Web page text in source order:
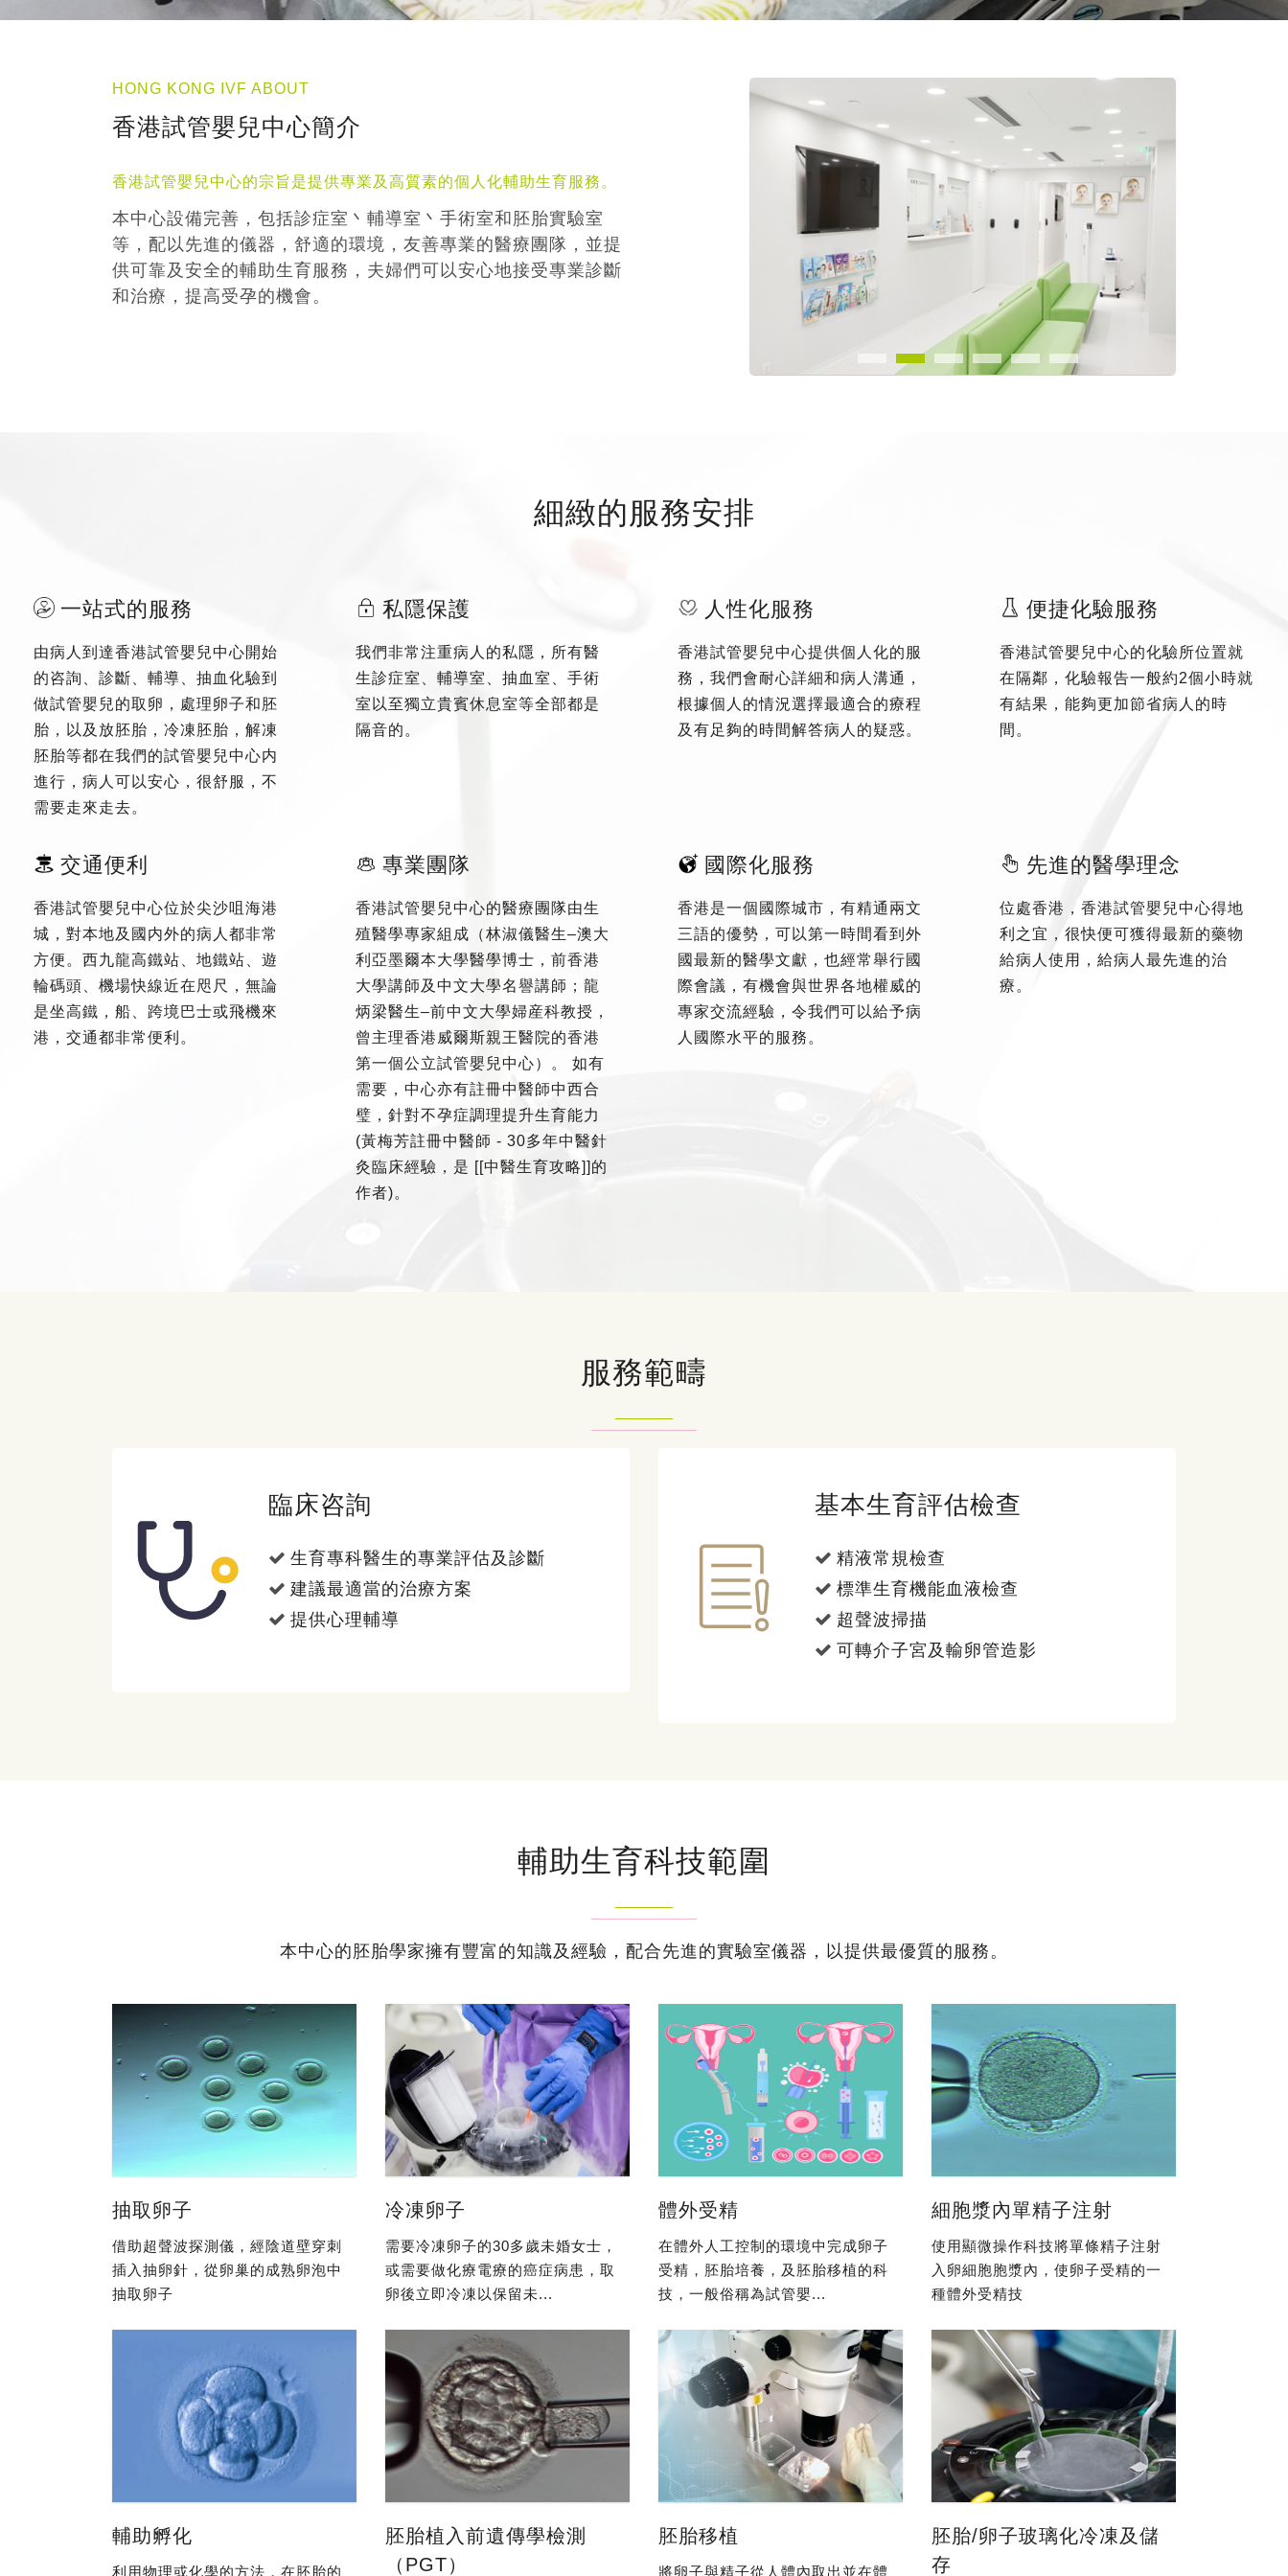
HONG KONG IVF ABOUT
香港試管嬰兒中心簡介
香港試管嬰兒中心的宗旨是提供專業及高質素的個人化輔助生育服務。
本中心設備完善，包括診症室丶輔導室丶手術室和胚胎實驗室
等，配以先進的儀器，舒適的環境，友善專業的醫療團隊，並提
供可靠及安全的輔助生育服務，夫婦們可以安心地接受專業診斷
和治療，提高受孕的機會。
細緻的服務安排
一站式的服務
由病人到達香港試管嬰兒中心開始
的咨詢、診斷、輔導、抽血化驗到
做試管嬰兒的取卵，處理卵子和胚
胎，以及放胚胎，冷凍胚胎，解凍
胚胎等都在我們的試管嬰兒中心内
進行，病人可以安心，很舒服，不
需要走來走去。
私隱保護
我們非常注重病人的私隱，所有醫
生診症室、輔導室、抽血室、手術
室以至獨立貴賓休息室等全部都是
隔音的。
人性化服務
香港試管嬰兒中心提供個人化的服
務，我們會耐心詳細和病人溝通，
根據個人的情況選擇最適合的療程
及有足夠的時間解答病人的疑惑。
便捷化驗服務
香港試管嬰兒中心的化驗所位置就
在隔鄰，化驗報告一般約2個小時就
有結果，能夠更加節省病人的時
間。
交通便利
香港試管嬰兒中心位於尖沙咀海港
城，對本地及國内外的病人都非常
方便。西九龍高鐵站、地鐵站、遊
輪碼頭、機場快線近在咫尺，無論
是坐高鐵，船、跨境巴士或飛機來
港，交通都非常便利。
專業團隊
香港試管嬰兒中心的醫療團隊由生
殖醫學專家組成（林淑儀醫生–澳大
利亞墨爾本大學醫學博士，前香港
大學講師及中文大學名譽講師；龍
炳梁醫生–前中文大學婦産科教授，
曾主理香港威爾斯親王醫院的香港
第一個公立試管嬰兒中心）。 如有
需要，中心亦有註冊中醫師中西合
璧，針對不孕症調理提升生育能力
(黃梅芳註冊中醫師 - 30多年中醫針
灸臨床經驗，是 [[中醫生育攻略]]的
作者)。
國際化服務
香港是一個國際城市，有精通兩文
三語的優勢，可以第一時間看到外
國最新的醫學文獻，也經常舉行國
際會議，有機會與世界各地權威的
專家交流經驗，令我們可以給予病
人國際水平的服務。
先進的醫學理念
位處香港，香港試管嬰兒中心得地
利之宜，很快便可獲得最新的藥物
給病人使用，給病人最先進的治
療。
服務範疇
臨床咨詢
生育專科醫生的專業評估及診斷
建議最適當的治療方案
提供心理輔導
基本生育評估檢查
精液常規檢查
標準生育機能血液檢查
超聲波掃描
可轉介子宮及輸卵管造影
輔助生育科技範圍
本中心的胚胎學家擁有豐富的知識及經驗，配合先進的實驗室儀器，以提供最優質的服務。
抽取卵子
借助超聲波探測儀，經陰道壁穿刺
插入抽卵針，從卵巢的成熟卵泡中
抽取卵子
冷凍卵子
需要冷凍卵子的30多歲未婚女士，
或需要做化療電療的癌症病患，取
卵後立即冷凍以保留未...
體外受精
在體外人工控制的環境中完成卵子
受精，胚胎培養，及胚胎移植的科
技，一般俗稱為試管嬰...
細胞漿內單精子注射
使用顯微操作科技將單條精子注射
入卵細胞胞漿內，使卵子受精的一
種體外受精技
輔助孵化
利用物理或化學的方法，在胚胎的
胚胎植入前遺傳學檢測
（PGT）
胚胎移植
將卵子與精子從人體內取出並在體
胚胎/卵子玻璃化冷凍及儲
存